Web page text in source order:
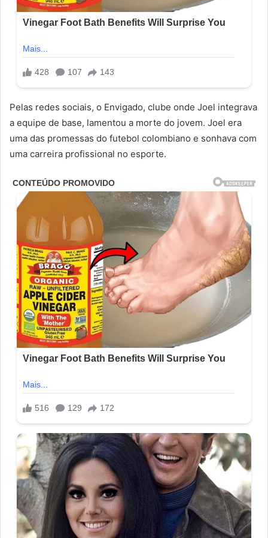
Pelas redes sociais, o Envigado, clube onde Joel integrava
a equipe de base, lamentou a morte do jovem. Joel era
uma das promessas do futebol colombiano e sonhava com
uma carreira profissional no esporte.